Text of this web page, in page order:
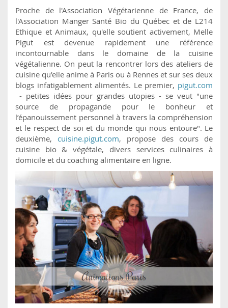
Proche de l'Association Végétarienne de France, de
l'Association Manger Santé Bio du Québec et de L214
Ethique et Animaux, qu'elle soutient activement, Melle
Pigut est devenue rapidement une référence
incontournable dans le domaine de la cuisine
végétalienne. On peut la rencontrer lors des ateliers de
cuisine qu'elle anime à Paris ou à Rennes et sur ses deux
blogs infatigablement alimentés. Le premier, pigut.com
- petites idées pour grandes utopies - se veut "une
source de propagande pour le bonheur et
l’épanouissement personnel à travers la compréhension
et le respect de soi et du monde qui nous entoure". Le
deuxième, cuisine.pigut.com, propose des cours de
cuisine bio & végétale, divers services culinaires à
domicile et du coaching alimentaire en ligne.